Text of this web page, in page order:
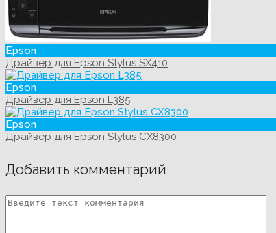
Epson
Драйвер для Epson Stylus SX410
Epson
Драйвер для Epson L385
Epson
Драйвер для Epson Stylus CX8300
Добавить комментарий